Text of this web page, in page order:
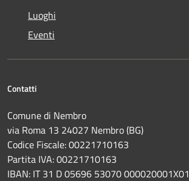
Luoghi
Eventi
Contatti
Comune di Nembro
via Roma 13 24027 Nembro (BG)
Codice Fiscale: 00221710163
Partita IVA: 00221710163
IBAN: IT 31 D 05696 53070 000020001X01